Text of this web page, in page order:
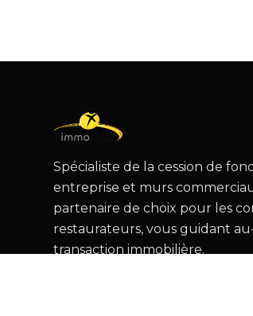
Spécialiste de la cession de
entreprise et murs
partenaire de choix pour les
restaurateurs, vous guidant
transaction immobilière.